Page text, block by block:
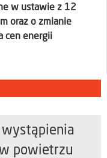
w ustawie z 12
oraz o zmianie
cen energii
powietrzu